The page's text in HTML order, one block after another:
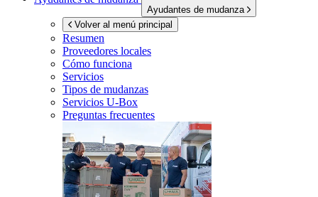
Ayudantes de mudanza
Volver al menú principal
Resumen
Proveedores locales
Cómo funciona
Servicios
Tipos de mudanzas
Servicios U-Box
Preguntas frecuentes